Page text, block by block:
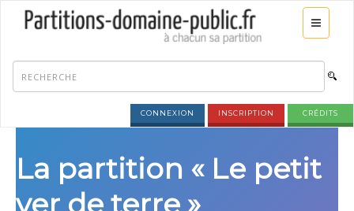
CONNEXION INSCRIPTION CRÉDITS
La partition « Le petit
ver de terre »